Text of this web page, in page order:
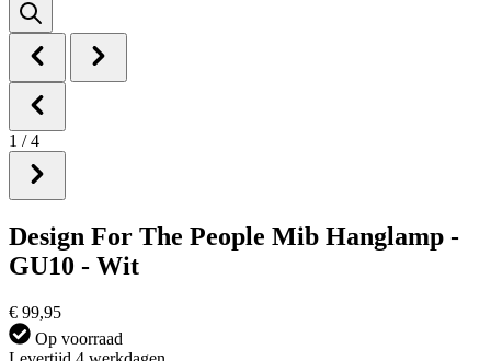
1 / 4
Design For The People Mib Hanglamp -
GU10 - Wit
€ 99,95
Op voorraad